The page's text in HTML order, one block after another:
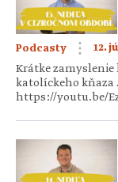
Podcasty 12.
Krátke zamyslenie
katolíckeho kňaza
https://youtu.be/